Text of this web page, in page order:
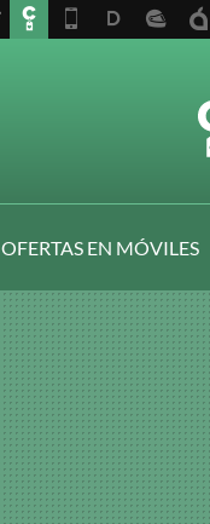
OFERTAS EN MÓVILES